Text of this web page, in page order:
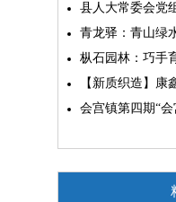
县人大常委会党
青龙驿：青山绿
枞石园林：巧手
【新质织造】康
会宫镇第四期“